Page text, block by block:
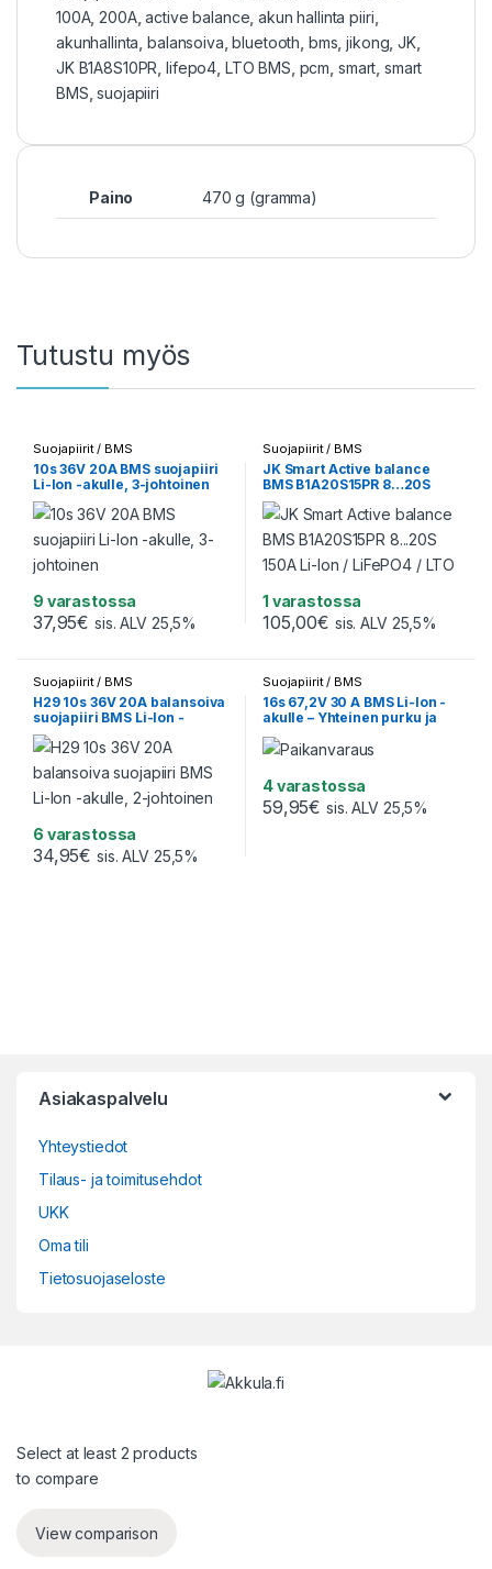
100A,200A,active balance ,akun hallinta piiri
akunhallinta ,balansoiva ,bluetooth bms ,jikong ,JK,
JK B1A8S10PR ,lifepo4 LTO BMS pcm smart smart
BMS ,suojapiiri
Paino 470 g (gramma)
Tutustu myös
Suojapiirit / BMS
10s 36V 20A BMS suojapiiri
Li-Ion -akulle, 3-johtoinen
9 varastossa
37,95€ sis. ALV 25,5%
Suojapiirit / BMS
JK Smart Active balance
BMS B1A20S15PR 8…20S
150A Li-Ion / LiFePO4 / LTO
1 varastossa
105,00€ sis. ALV 25,5%
Suojapiirit / BMS
H29 10s 36V 20A balansoiva
suojapiiri BMS Li-Ion -
akulle, 2-johtoinen
6 varastossa
34,95€ sis. ALV 25,5%
Suojapiirit / BMS
16s 67,2V 30 A BMS Li-Ion -
akulle – Yhteinen purku ja
4 varastossa
59,95€ sis. ALV 25,5%
Asiakaspalvelu
Yhteystiedot
Tilaus- ja toimitusehdot
UKK
Oma tili
Tietosuojaseloste
Select at least 2 products
to compare
View comparison